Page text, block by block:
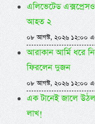
এলিভেটেড
আহত ২
০৮ আগস্ট, ২০২৬ ১২:০০
আরাকান আর্মি ধরে
ফিরলেন দুজন
০৮ আগস্ট, ২০২৬ ১২:০০
এক টানেই জালে
লাখ!